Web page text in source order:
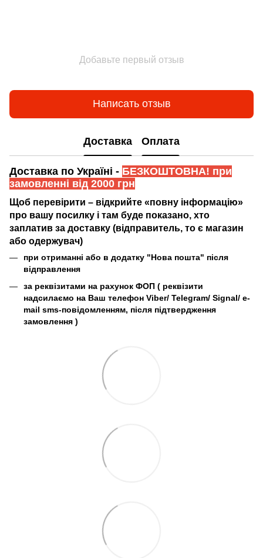
Добавьте первый отзыв
Написать отзыв
Доставка Оплата
Доставка по Україні - БЕЗКОШТОВНА! при
замовленні від 2000 грн
Щоб перевірити – відкрийте «повну інформацію»
про вашу посилку і там буде показано, хто
заплатив за доставку (відправитель, то є магазин
або одержувач)
при отриманні або в додатку "Нова пошта" після
відправлення
за реквізитами на рахунок ФОП ( реквізити
надсилаємо на Ваш телефон Viber/ Telegram/ Signal/ e-
mail sms-повідомленням, після підтвердження
замовлення )